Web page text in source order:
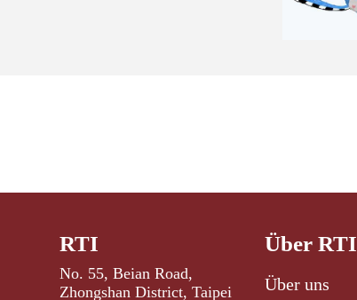
RTI
No. 55, Beian Road,
Zhongshan District, Taipei
Über RTI
Über uns